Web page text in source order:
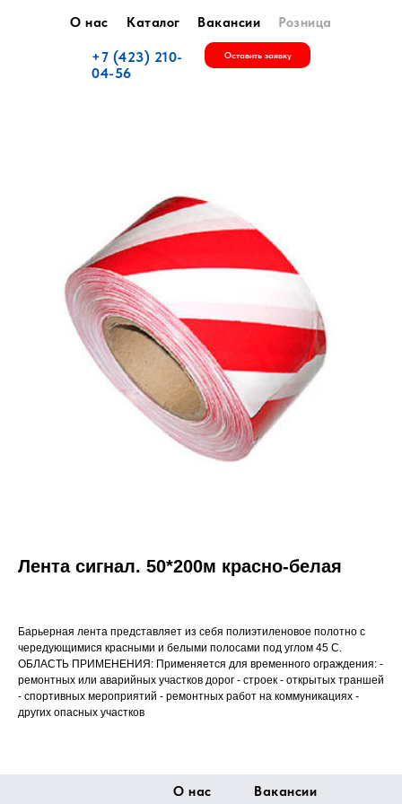
+7 (423) 210-
04-56
Оставить заявку
О нас Каталог Вакансии Розница
Лента сигнал. 50*200м красно-белая
Барьерная лента представляет из себя полиэтиленовое полотно с
чередующимися красными и белыми полосами под углом 45 С.
ОБЛАСТЬ ПРИМЕНЕНИЯ: Применяется для временного ограждения: -
ремонтных или аварийных участков дорог - строек - открытых траншей
- спортивных мероприятий - ремонтных работ на коммуникациях -
других опасных участков
О нас Вакансии